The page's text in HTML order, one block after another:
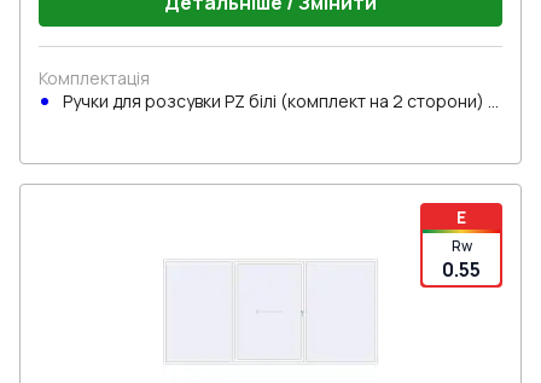
Комплектація
Ручки для розсувки PZ білі (комплект на 2 сторони) з
E
Rw
0.55